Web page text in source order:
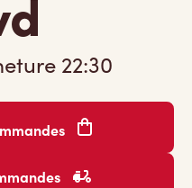
22:30